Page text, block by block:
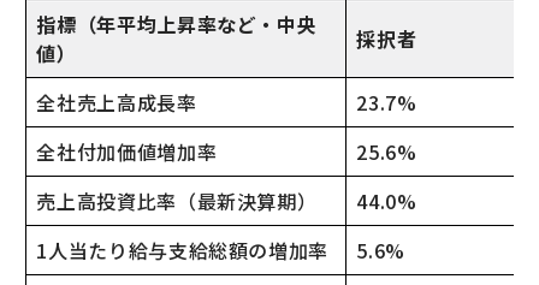
指標（年平均上昇率など・中央
値）
採択者
全社売上高成長率
23.7%
全社付加価値増加率
25.6%
売上高投資比率（最新決算期）
44.0%
1人当たり給与支給総額の増加率
5.6%